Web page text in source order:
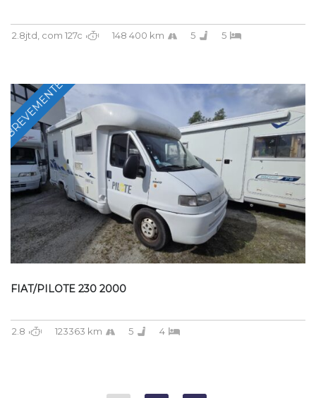
2.8jtd, com 127c 148 400 km 5 5
BREVEMENTE
FIAT/PILOTE 230 2000
2.8 123363 km 5 4